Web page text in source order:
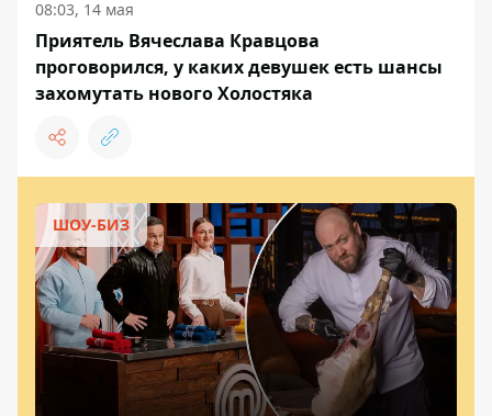
08:03, 14 мая
Приятель Вячеслава Кравцова
проговорился, у каких девушек есть шансы
захомутать нового Холостяка
ШОУ-БИЗ